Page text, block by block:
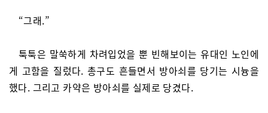
“그래.”
툭툭은 말쑥하게 차려입었을 뿐 빈해보이는 유대인 노인에
게 고함을 질렀다. 총구도 흔들면서 방아쇠를 당기는 시늉을
했다. 그리고 카약은 방아쇠를 실제로 당겼다.